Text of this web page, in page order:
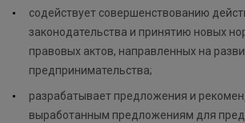
содействует совершенствованию
законодательства и принятию новых
правовых актов, направленных на
предпринимательства;
разрабатывает предложения и
выработанным предложениям для